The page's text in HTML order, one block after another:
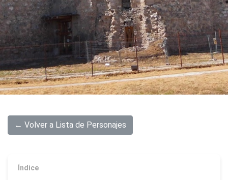
← Volver a Lista de Personajes
Índice